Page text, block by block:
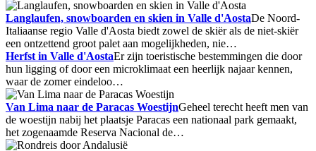
Langlaufen, snowboarden en skien in Valle d'AostaDe Noord-
Italiaanse regio Valle d'Aosta biedt zowel de skiër als de niet-skiër
een ontzettend groot palet aan mogelijkheden, nie…
Herfst in Valle d'AostaEr zijn toeristische bestemmingen die door
hun ligging of door een microklimaat een heerlijk najaar kennen,
waar de zomer eindeloo…
Van Lima naar de Paracas WoestijnGeheel terecht heeft men van
de woestijn nabij het plaatsje Paracas een nationaal park gemaakt,
het zogenaamde Reserva Nacional de…